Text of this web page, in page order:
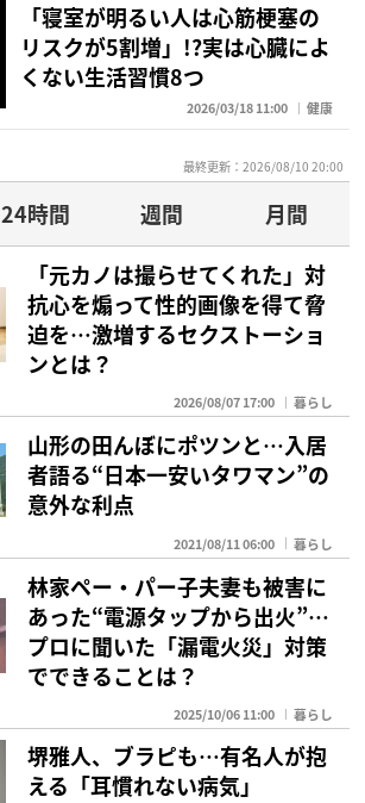
「寝室が明るい人は心筋梗塞の
リスクが5割増」!?実は心臓によ
くない生活習慣8つ
2026/03/18 11:00 健康
最終更新：2026/08/10 20:00
24時間 週間
月間
「元カノは撮らせてくれた」対
抗心を煽って性的画像を得て脅
迫を…激増するセクストーショ
ンとは？
2026/08/07 17:00 暮らし
山形の田んぼにポツンと…入居
者語る“日本一安いタワマン”の
意外な利点
2021/08/11 06:00 暮らし
林家ペー・パー子夫妻も被害に
あった“電源タップから出火”…
プロに聞いた「漏電火災」対策
でできることは？
2025/10/06 11:00 暮らし
堺雅人、ブラピも…有名人が抱
える「耳慣れない病気」